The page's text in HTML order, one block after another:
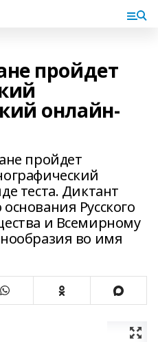
пройдет
онлайн-
пройдет
теста. Диктант
Русского
и Всемирному
во имя